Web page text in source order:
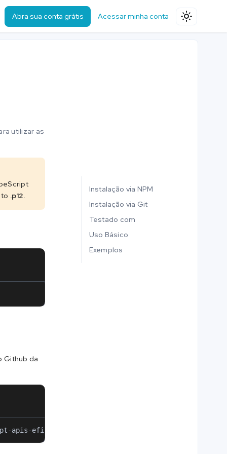
Abra sua conta grátis Acessar minha conta
utilizar as
.p12.
Github da
apis-efi.git
Instalação via NPM
Instalação via Git
Testado com
Uso Básico
Exemplos